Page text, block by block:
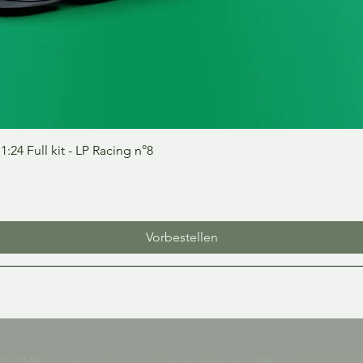
Schnellansicht
Full kit - LP Racing n°8
Vorbestellen